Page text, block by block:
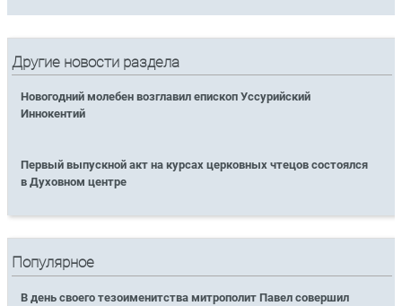
Другие новости раздела
Новогодний молебен возглавил епископ Уссурийский
Иннокентий
Первый выпускной акт на курсах церковных чтецов состоялся
в Духовном центре
Популярное
В день своего тезоименитства митрополит Павел совершил